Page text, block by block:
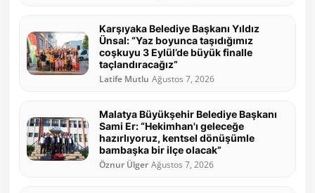
Karşıyaka Belediye Başkanı Yıldız
Ünsal: “Yaz boyunca taşıdığımız
coşkuyu 3 Eylül’de büyük finalle
taçlandıracağız”
Latife Mutlu Ağustos 7, 2026
Malatya Büyükşehir Belediye Başkanı
Sami Er: “Hekimhan'ı geleceğe
hazırlıyoruz, kentsel dönüşümle
bambaşka bir ilçe olacak”
Öznur Ülger Ağustos 7, 2026